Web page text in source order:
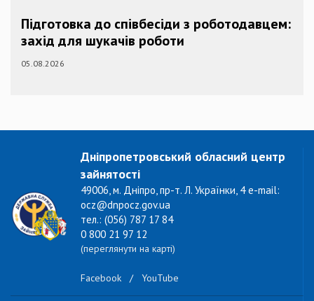
Підготовка до співбесіди з роботодавцем:
захід для шукачів роботи
05.08.2026
Дніпропетровський обласний центр
зайнятості
49006, м. Дніпро, пр-т. Л. Українки, 4 e-mail:
ocz@dnpocz.gov.ua
тел.: (056) 787 17 84
0 800 21 97 12
(переглянути на карті)
Facebook / YouTube